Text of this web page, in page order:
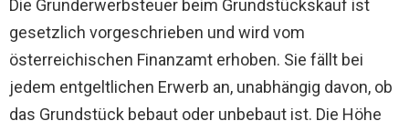
Die Grunderwerbsteuer beim Grundstückskauf ist
gesetzlich vorgeschrieben und wird vom
österreichischen Finanzamt erhoben. Sie fällt bei
jedem entgeltlichen Erwerb an, unabhängig davon, ob
das Grundstück bebaut oder unbebaut ist. Die Höhe